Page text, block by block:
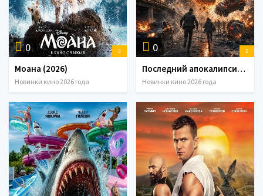
0
Моана (2026)
Новинки кино 2026 года
0
Последний апокалипсис (2026)
Новинки кино 2026 года